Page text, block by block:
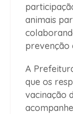
animais
prevenção
A
que os
vacinação